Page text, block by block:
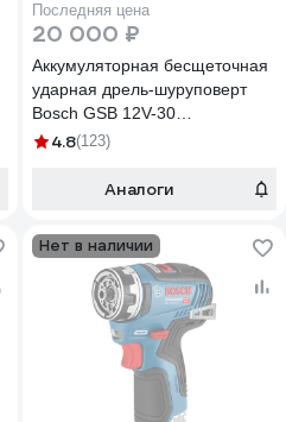
Последняя цена
20 000 ₽
Аккумуляторная бесщеточная
ударная дрель-шуруповерт
Bosch GSB 12V-30
06019G9120
4.8(123)
Аналоги
Нет в наличии